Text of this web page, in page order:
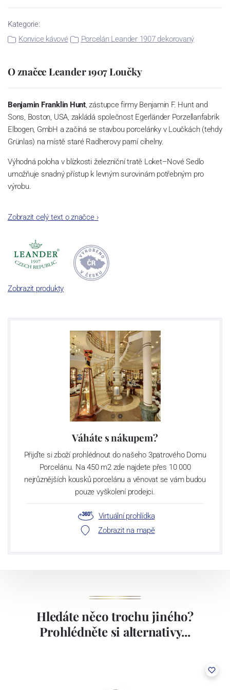
Kategorie:
Konvice kávové
Porcelán Leander 1907 dekorovaný
O značce Leander 1907 Loučky
Benjamin Franklin Hunt, zástupce firmy Benjamin F. Hunt and
Sons, Boston, USA, zakládá společnost Egerländer Porzellanfabrik
Elbogen, GmbH a začíná se stavbou porcelánky v Loučkách (tehdy
Grünlas) na místě staré Radherovy parní cihelny.
Výhodná poloha v blízkosti železniční tratě Loket–Nové Sedlo
umožňuje snadný přístup k levným surovinám potřebným pro
výrobu.
evropským výrobcům.
Zobrazit celý text o značce›
Zobrazit produkty
Váháte s nákupem?
Přijďte si zboží prohlédnout do našeho 3patrového Domu
Porcelánu. Na 450 m2 zde najdete přes 10 000
nejrůznějších kousků porcelánu a věnovat se vám budou
pouze vyškolení prodejci.
Virtuální prohlídka
Zobrazit na mapě
Hledáte něco trochu jiného?
Prohlédněte si alternativy...